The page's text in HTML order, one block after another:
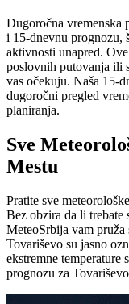
Dugoročna vremenska
i 15-dnevnu prognozu,
aktivnosti unapred.
poslovnih putovanja ili
vas očekuju. Naša 15-
dugoročni pregled
planiranja.
Sve
Mestu
Pratite sve
Bez obzira da li
MeteoSrbija vam pruža
Tovariševo su jasno
ekstremne
prognozu za